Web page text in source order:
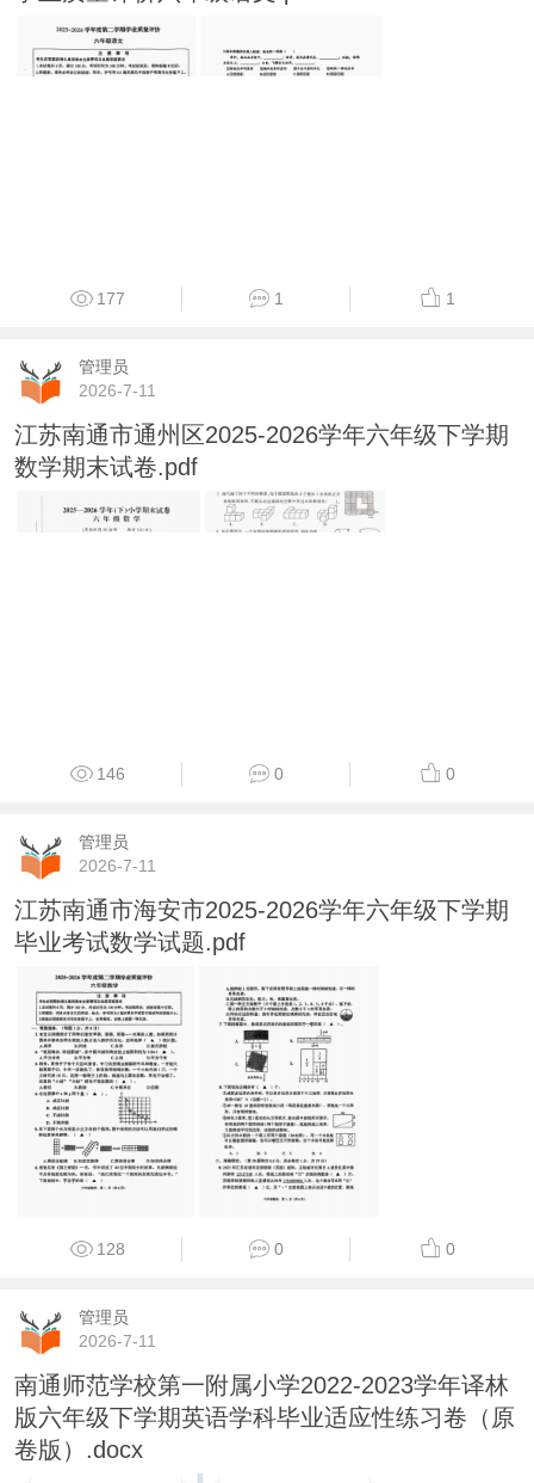
177 1 1
管理员
2026-7-11
江苏南通市通州区2025-2026学年六年级下学期
数学期末试卷.pdf
146 0 0
管理员
2026-7-11
江苏南通市海安市2025-2026学年六年级下学期
毕业考试数学试题.pdf
128 0 0
管理员
2026-7-11
南通师范学校第一附属小学2022-2023学年译林
版六年级下学期英语学科毕业适应性练习卷（原
卷版）.docx